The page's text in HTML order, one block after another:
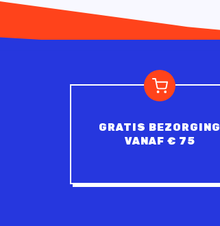
GRATIS BEZORGING
VANAF € 75